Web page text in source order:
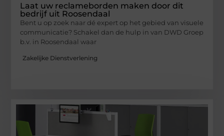
Laat uw reclameborden maken door dit
bedrijf uit Roosendaal
Bent u op zoek naar dé expert op het gebied van visuele
communicatie? Schakel dan de hulp in van DWD Groep
b.v. in Roosendaal waar
Zakelijke Dienstverlening